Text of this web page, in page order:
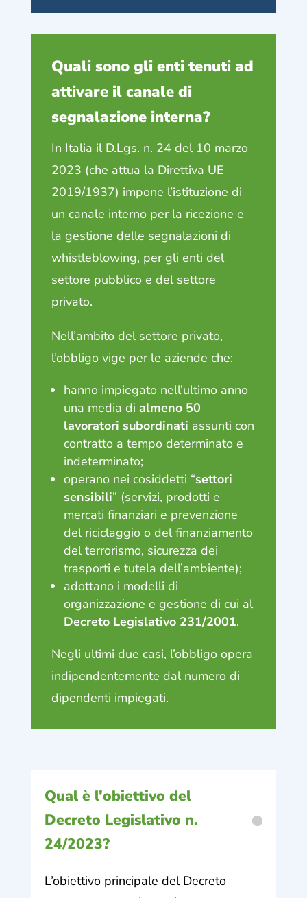
Quali sono gli enti tenuti ad
attivare il canale di
segnalazione interna?
In Italia il D.Lgs. n. 24 del 10 marzo
2023 (che attua la Direttiva UE
2019/1937) impone l’istituzione di
un canale interno per la ricezione e
la gestione delle segnalazioni di
whistleblowing, per gli enti del
settore pubblico e del settore
privato.
Nell’ambito del settore privato,
l’obbligo vige per le aziende che:
hanno impiegato nell’ultimo anno
una media di almeno 50
lavoratori subordinati assunti con
contratto a tempo determinato e
indeterminato;
operano nei cosiddetti “settori
sensibili” (servizi, prodotti e
mercati finanziari e prevenzione
del riciclaggio o del finanziamento
del terrorismo, sicurezza dei
trasporti e tutela dell’ambiente);
adottano i modelli di
organizzazione e gestione di cui al
Decreto Legislativo 231/2001.
Negli ultimi due casi, l’obbligo opera
indipendentemente dal numero di
dipendenti impiegati.
Qual è l'obiettivo del
Decreto Legislativo n.
24/2023?
L’obiettivo principale del Decreto